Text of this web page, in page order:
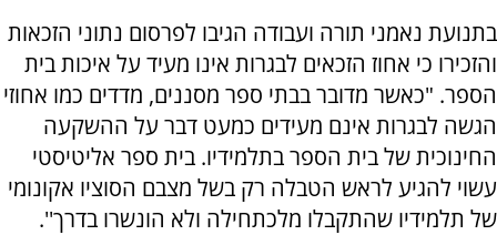
בתנועת נאמני תורה ועבודה הגיבו לפרסום נתוני הזכאות
והזכירו כי אחוז הזכאים לבגרות אינו מעיד על איכות בית
הספר. "כאשר מדובר בבתי ספר מסננים, מדדים כמו אחוזי
הגשה לבגרות אינם מעידים כמעט דבר על ההשקעה
החינוכית של בית הספר בתלמידיו. בית ספר אליטיסטי
עשוי להגיע לראש הטבלה רק בשל מצבם הסוציו אקונומי
של תלמידיו שהתקבלו מלכתחילה ולא הונשרו בדרך''.